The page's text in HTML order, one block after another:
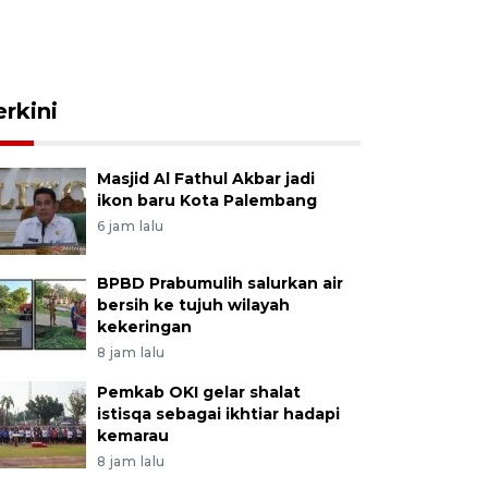
Masjid Al Fathul Akbar jadi
ikon baru Kota Palembang
6 jam lalu
BPBD Prabumulih salurkan air
bersih ke tujuh wilayah
kekeringan
8 jam lalu
Pemkab OKI gelar shalat
istisqa sebagai ikhtiar hadapi
kemarau
8 jam lalu